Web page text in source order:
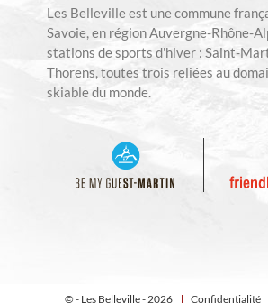
Les Belleville est une commune
Savoie, en région Auvergne-Rhône-
stations de sports d'hiver : Saint-
Thorens, toutes trois reliées au
skiable du monde.
© - Les Belleville - 2026 Confidentialité